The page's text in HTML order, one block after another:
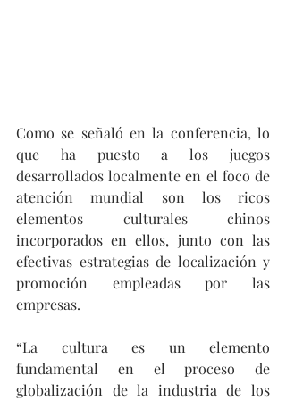
Como se señaló en la conferencia, lo
que ha puesto a los juegos
desarrollados localmente en el foco de
atención mundial son los ricos
elementos culturales chinos
incorporados en ellos, junto con las
efectivas estrategias de localización y
promoción empleadas por las
empresas.
“La cultura es un elemento
fundamental en el proceso de
globalización de la industria de los